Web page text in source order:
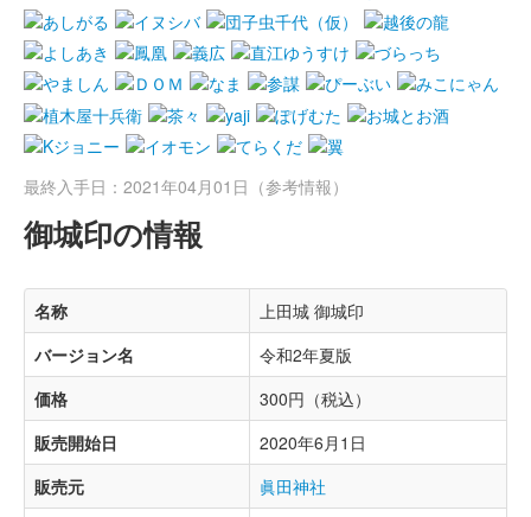
最終入手日：2021年04月01日（参考情報）
御城印の情報
名称
上田城 御城印
バージョン名
令和2年夏版
価格
300円（税込）
販売開始日
2020年6月1日
販売元
眞田神社